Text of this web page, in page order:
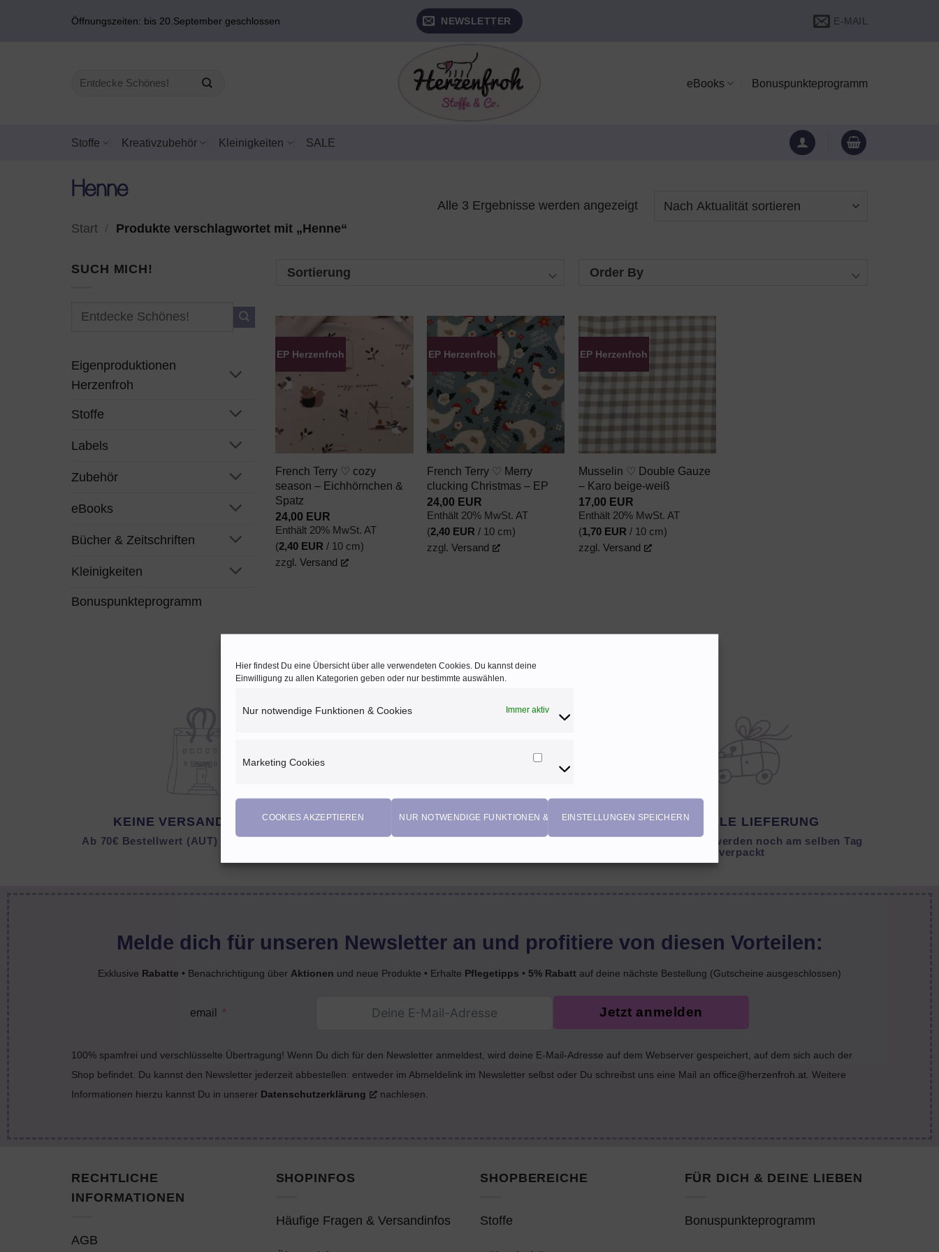
Hier findest Du eine Übersicht über alle verwendeten Cookies. Du kannst deine
Einwilligung zu allen Kategorien geben oder nur bestimmte auswählen.
Nur notwendige Funktionen & Cookies Immer aktiv
Marketing Cookies
Marketing
COOKIES AKZEPTIEREN NUR NOTWENDIGE FUNKTIONEN & COOKIESEINSTELLUNGEN SPEICHERN
Öffnungszeiten: bis 20.September geschlossen NEWSLETTER E-MAIL
Suchen
eBooks Bonuspunkteprogramm
Stoffe Kreativzubehör Kleinigkeiten SALE
Henne
Start Produkte verschlagwortet mit „Henne“
Alle 3 Ergebnisse werden angezeigtNach
SUCH MICH!
Suchen
Eigenproduktionen
Herzenfroh
Stoffe
Labels
Zubehör
eBooks
Bücher & Zeitschriften
Kleinigkeiten
Bonuspunkteprogramm
Sortierung Order By
EP Herzenfroh
AUF DEN
WUNSCHZETTEL
French Terry ♡ cozy
season – Eichhörnchen &
Spatz
24,00 EUR
Enthält 20% MwSt. AT
(2,40 EUR / 10 cm)
zzgl.Versand
EP Herzenfroh
AUF DEN
WUNSCHZETTEL
French Terry ♡ Merry
clucking Christmas – EP
24,00 EUR
Enthält 20% MwSt. AT
(2,40 EUR / 10 cm)
zzgl.Versand
EP Herzenfroh
AUF DEN
WUNSCHZETTEL
Musselin ♡ Double Gauze
– Karo beige-weiß
17,00 EUR
Enthält 20% MwSt. AT
(1,70 EUR / 10 cm)
zzgl.Versand
KEINE VERSANDKOSTEN
Ab 70€ Bestellwert (AUT) bzw. 150 € (DEU)
EIGENPRODUKTIONEN
Einzigartige Stoffdesigns von Herzenfroh
SCHNELLE LIEFERUNG
Lagernde Artikel werden noch am selben Tag
verpackt
Melde dich für unseren Newsletter an und profitiere von diesen Vorteilen:
Exklusive Rabatte • Benachrichtigung über Aktionen und neue Produkte • Erhalte Pflegetipps • 5% Rabatt auf deine nächste Bestellung (Gutscheine ausgeschlossen)
email Jetzt anmelden
100% spamfrei und verschlüsselte Übertragung! Wenn Du dich für den Newsletter anmeldest, wird deine E-Mail-Adresse auf dem Webserver gespeichert, auf dem sich auch der
Shop befindet. Du kannst den Newsletter jederzeit abbestellen: entweder im Abmeldelink im Newsletter selbst oder Du schreibst uns eine Mail an office@herzenfroh.at . Weitere
Informationen hierzu kannst Du in unserer Datenschutzerklärung nachlesen.
RECHTLICHE
INFORMATIONEN
AGB
SHOPINFOS
Häufige Fragen & Versandinfos
SHOPBEREICHE
Stoffe
FÜR DICH & DEINE LIEBEN
Bonuspunkteprogramm